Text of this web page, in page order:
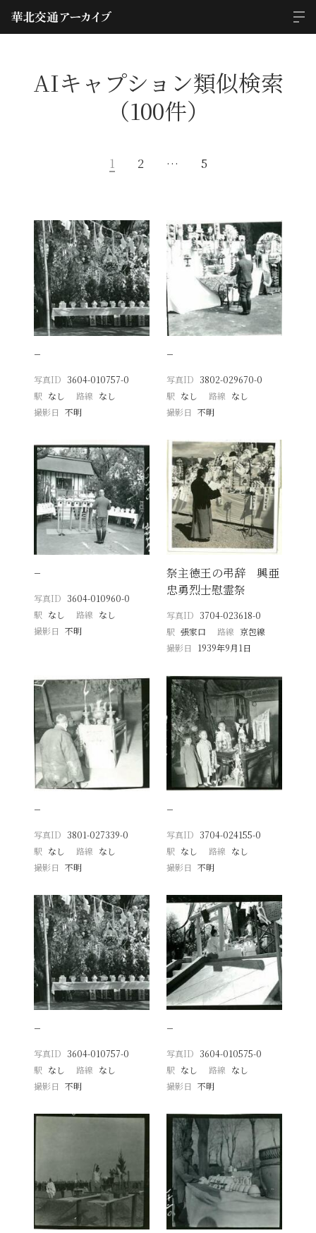
AIキャプション類似検索
（100件）
1 2 … 5
−
写真ID 3604-010757-0
駅 なし 路線 なし
撮影日
不明
−
写真ID 3802-029670-0
駅 なし 路線 なし
撮影日 不明
−
写真ID 3604-010960-0
駅 なし 路線 なし
撮影日
不明
祭主徳王の弔辞 興亜
忠勇烈士慰霊祭
写真ID 3704-023618-0
駅 張家口 路線 京包線
撮影日
1939年9月1日
−
写真ID 3801-027339-0
駅 なし 路線 なし
撮影日
不明
−
写真ID 3704-024155-0
駅 なし 路線 なし
撮影日 不明
−
写真ID 3604-010757-0
駅 なし 路線 なし
撮影日
不明
−
写真ID 3604-010575-0
駅 なし 路線 なし
撮影日 不明